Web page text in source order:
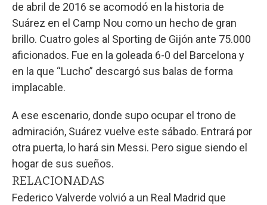
de abril de 2016 se acomodó en la historia de
Suárez en el Camp Nou como un hecho de gran
brillo. Cuatro goles al Sporting de Gijón ante 75.000
aficionados. Fue en la goleada 6-0 del Barcelona y
en la que “Lucho” descargó sus balas de forma
implacable.
A ese escenario, donde supo ocupar el trono de
admiración, Suárez vuelve este sábado. Entrará por
otra puerta, lo hará sin Messi. Pero sigue siendo el
hogar de sus sueños.
RELACIONADAS
Federico Valverde volvió a un Real Madrid que